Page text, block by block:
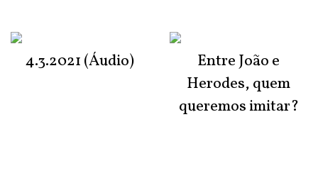
4.3.2021 (Áudio)
Entre João e
Herodes, quem
queremos imitar?